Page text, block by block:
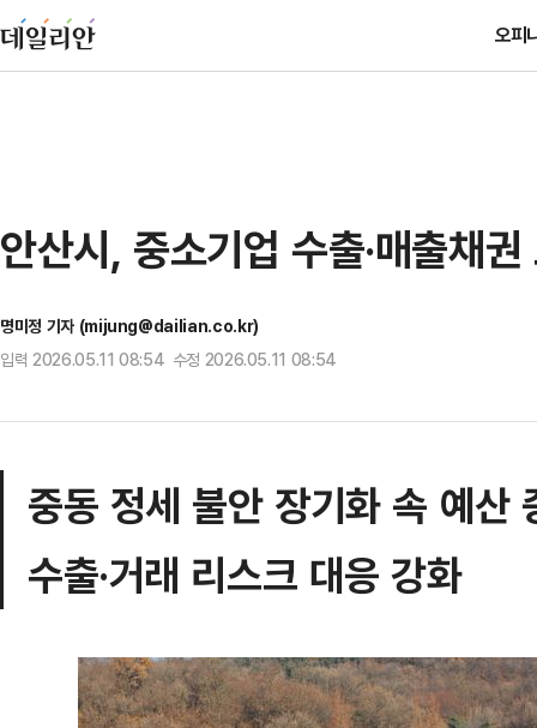
오피
안산시, 중소기업 수출·매출채
명미정 기자 (mijung@dailian.co.kr)
입력 2026.05.11 08:54 수정 2026.05.11 08:54
중동 정세 불안 장기화 속 예산
수출·거래 리스크 대응 강화